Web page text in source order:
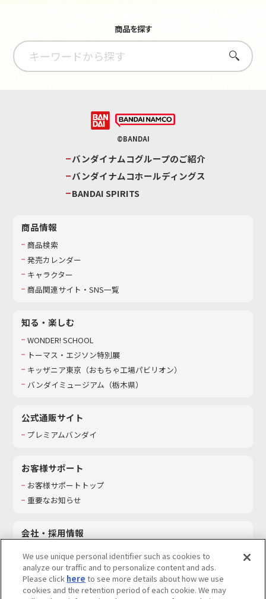
商品を探す
さがす
©BANDAI
バンダイナムコグループのご紹介
バンダイナムコホールディングス
BANDAI SPIRITS
商品情報
商品検索
発売カレンダー
キャラクター
商品関連サイト・SNS一覧
知る・楽しむ
WONDER! SCHOOL
トーマス・エジソン特別展
キッザニア東京（おもちゃ工場パビリオン）​
バンダイミュージアム（栃木県）
公式通販サイト
プレミアムバンダイ
お客様サポート
お客様サポートトップ
重要なお知らせ
会社・採用情報
採用情報
サステナビリティ
お問い合わせ
We use unique personal identifier such as cookies to
analyze our traffic and to personalize content and ads.
Please click here to see more details about how we use
cookies and the retention period of each cookie. We may